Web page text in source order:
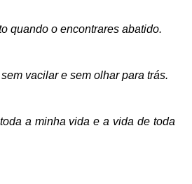
quando o encontrares abatido.
vacilar e sem olhar para trás.
a minha vida e a vida de toda